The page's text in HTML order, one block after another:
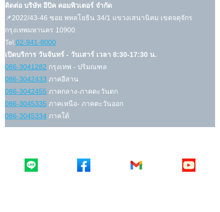
ติดต่อ บริษัท อีปิค คอมพิวเตอร์ จำกัด
📌2022/43-46 ซอย พหลโยธิน 34/1 แขวงเสนานิคม เขตจตุจักร
กรุงเทพมหานคร 10900
Tel. 02-941-8000
เปิดบริการ วันจันทร์ - วันเสาร์ เวลา 8:30-17:30 น.
086-3041282 กรุงเทพ - ปริมณฑล
086-3042433 ภาคอีสาน
086-3042455 ภาคกลาง-ภาคตะวันตก
086-3045335 ภาคเหนือ- ภาคตะวันออก
086-3045334 ภาคใต้